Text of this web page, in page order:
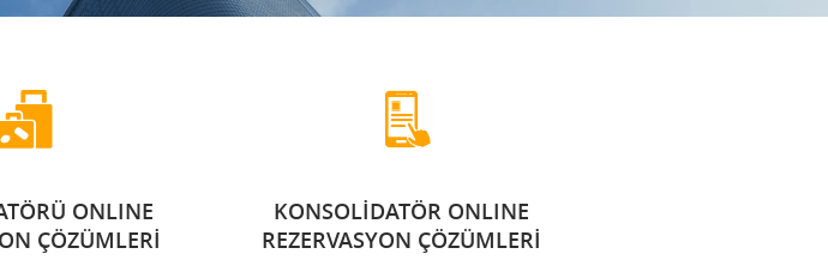
ONLINE
ÇÖZÜMLERİ
KONSOLİDATÖR ONLINE
REZERVASYON ÇÖZÜMLERİ